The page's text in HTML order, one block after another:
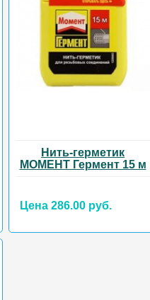
Нить-герметик
МОМЕНТ Гермент 15 м
Цена 286.00 руб.